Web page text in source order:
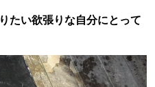
たい欲張りな自分にとって